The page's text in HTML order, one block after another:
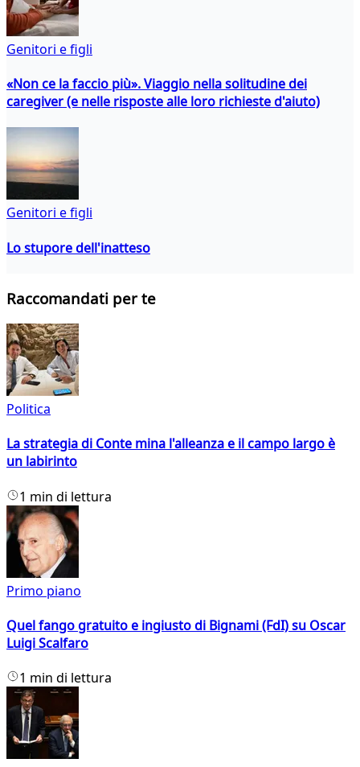
Genitori e figli
«Non ce la faccio più». Viaggio nella solitudine dei
caregiver (e nelle risposte alle loro richieste d'aiuto)
Genitori e figli
Lo stupore dell'inatteso
Raccomandati per te
Politica
La strategia di Conte mina l'alleanza e il campo largo è
un labirinto
1 min di lettura
Primo piano
Quel fango gratuito e ingiusto di Bignami (FdI) su Oscar
Luigi Scalfaro
1 min di lettura